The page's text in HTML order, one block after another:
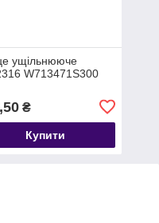
ущільнююче
W713471S300
₴
Купити